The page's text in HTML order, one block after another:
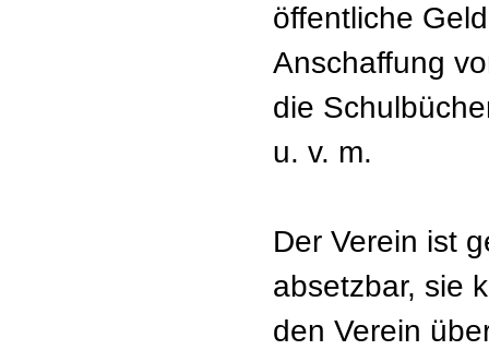
öffentliche
Anschaffung
die
u. v. m.
Der Verein ist
absetzbar, sie
den Verein